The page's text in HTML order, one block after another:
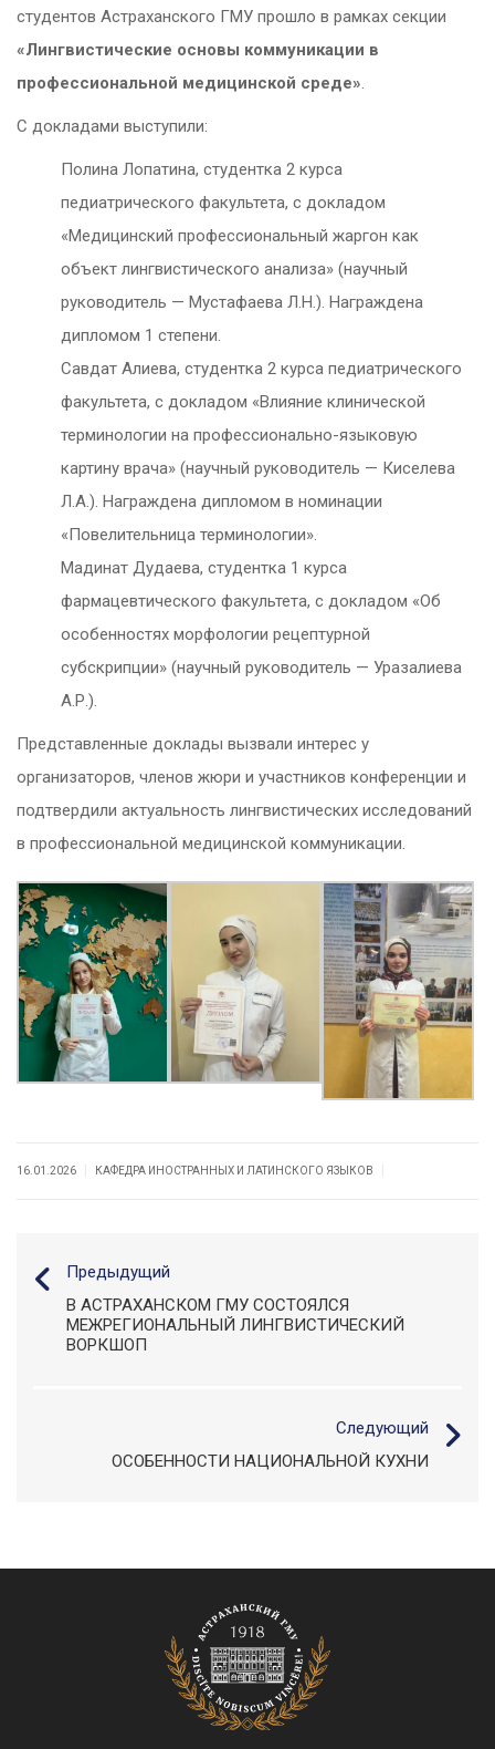
студентов Астраханского ГМУ прошло в рамках секции
«Лингвистические основы коммуникации в
профессиональной медицинской среде».
С докладами выступили:
Полина Лопатина, студентка 2 курса
педиатрического факультета, с докладом
«Медицинский профессиональный жаргон как
объект лингвистического анализа» (научный
руководитель — Мустафаева Л.Н.). Награждена
дипломом 1 степени.
Савдат Алиева, студентка 2 курса педиатрического
факультета, с докладом «Влияние клинической
терминологии на профессионально-языковую
картину врача» (научный руководитель — Киселева
Л.А.). Награждена дипломом в номинации
«Повелительница терминологии».
Мадинат Дудаева, студентка 1 курса
фармацевтического факультета, с докладом «Об
особенностях морфологии рецептурной
субскрипции» (научный руководитель — Уразалиева
А.Р.).
Представленные доклады вызвали интерес у
организаторов, членов жюри и участников конференции и
подтвердили актуальность лингвистических исследований
в профессиональной медицинской коммуникации.
16.01.2026 КАФЕДРА ИНОСТРАННЫХ И ЛАТИНСКОГО ЯЗЫКОВ
Предыдущий
В АСТРАХАНСКОМ ГМУ СОСТОЯЛСЯ
МЕЖРЕГИОНАЛЬНЫЙ ЛИНГВИСТИЧЕСКИЙ
ВОРКШОП
Следующий
ОСОБЕННОСТИ НАЦИОНАЛЬНОЙ КУХНИ